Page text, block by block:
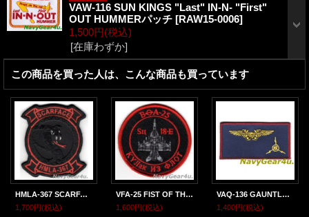
VAW-116 SUN KINGS "Last" IN-N- "First"
OUT HUMMERパッチ [RAW15-0006]
1,500円(税込)
[在庫わずか]
この商品を買った人は、こんな商品も買っています
HMLA-367 SCARFACE ナイトオペレーション部隊パッチ（ベルクロ付き）
1,700円(税込)
VFA-25 FIST OF THE FLEET Su18-E RED AIRショルダーバレットパッチ（ベルクロ有無）
1,600円(税込)
VAQ-136 GAUNTLETS THROWBACK EWOネームタグ
1,400円(税込)